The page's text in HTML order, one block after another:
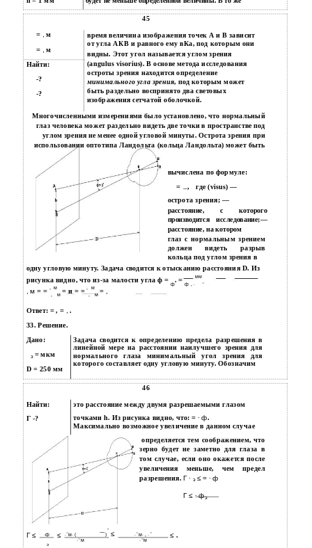
= ,м
= ,м
Найти:
-?
-?
45
время величина изображения точек А и В зависит
от угла АКВ и равного ему вКа, под которым они
видны. Этот угол называется углом зрения
(angulus visorius). В основе метода исследования
остроты зрения находится определение
минимального угла зрения, под которым может
быть раздельно воспринято два световых
изображения сетчатой оболочкой.
Многочисленными измерениями было установлено, что нормальный
глаз человека может раздельно видеть две точки в пространстве под
углом зрения не менее одной угловой минуты. Острота зрения при
использовании оптотипа Ландольта (кольца Ландольта) может быть
вычислена по формуле:
= ,
где (visus) —
острота зрения; —
расстояние, с которого
производится исследование;—
расстояние, на котором
глаз с нормальным зрением
должен видеть разрыв
кольца под углом зрения в
одну угловую минуту. Задача сводится к отысканию расстояния D. Из
рисунка видно, что из-за малости угла ф= ф.=ф , ∙
мм
−
, м = = ,
,
м
м =и = =,
,
м
м = ,
Ответ: =, = ,.
33. Решение.
Дано:
э =мкм
D = 250 мм
Задача сводится к определению предела разрешения в
линейной мере на расстоянии наилучшего зрения для
нормального глаза минимальный угол зрения для
которого составляет одну угловую минуту. Обозначим
46
Найти:
Г -?
это расстояние между двумя разрешаемыми глазом
точками h. Из рисунка видно, что:= ∙ ф.
Максимально возможное увеличение в данном случае
определяется тем соображением, что
зерно будет не заметно для глаза в
том случае, если оно окажется после
увеличения меньше, чем предел
разрешения.Г ∙ э ≤ = ∙ ф
Г ≤ ∙ фэ
∙ф ∙−м∙ ( )
° ≤ ∙−м∙ , ∙−
Г ≤ ≤ ≤ .
∙−м ∙−м
э